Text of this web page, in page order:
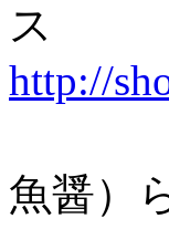
http://
佐野
魚醤）